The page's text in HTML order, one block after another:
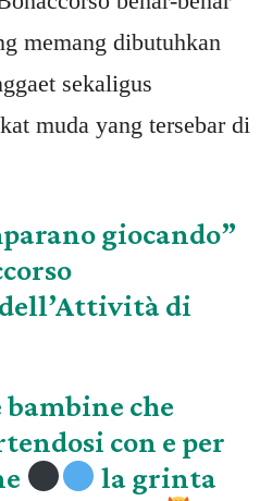
memang dibutuhkan
sekaligus
muda yang tersebar di
giocando”
di
che
con e per
la grinta